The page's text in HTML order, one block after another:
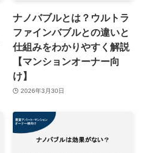
ナノバブルとは？ウルトラ
ファインバブルとの違いと
仕組みをわかりやすく解説
【マンションオーナー向
け】
2026年3月30日